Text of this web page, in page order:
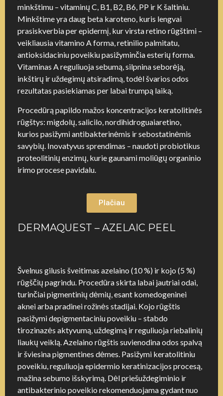
minkštimu – vitaminų C, B1, B2, B6, PP ir K šaltiniu.
Minkštime yra daug beta karoteno, kuris lengvai
prasiskverbia per epidermį, kur virsta retino rūgštimi –
veikliausia vitamino A forma, retinilio palmitatu,
antioksidaciniu poveikiu pasižyminčia esterių forma.
Vitaminas A reguliuoja sebumą, silpnina seborėją,
inkštirų ir uždegimų atsiradimą, todėl švarios odos
rezultatas pasiekiamas per labai trumpą laiką.
Procedūrą papildo mažos koncentracijos keratolitinės
rūgštys: migdolų, salicilo, nordihidroguaiaretino,
kurios pasižymi antibakterinėmis ir sebostatinėmis
savybių. Inovatyvus sprendimas – naudoti probiotikus
proteolitinių enzimų, kurie gaunami moliūgų organinio
irimo procese pavidalu.
Plačiau
DERMAQUEST – AZELAIC PEEL
Švelnus gilusis šveitimas azelaino (10 %) ir kojo (5 %)
rūgščių pagrindu. Procedūra skirta labai jautriai odai,
turinčiai pigmentinių dėmių, esant komedogeninei
aknei arba pradinei rožinės stadijai. Kojo rūgštis
pasižymi depigmentaciniu poveikiu – stabdo
tirozinazės aktyvumą, uždegimą ir reguliuoja riebalinių
liaukų veiklą. Azelaino rūgštis suvienodina odos spalvą
ir šviesina pigmentines dėmes. Pasižymi keratolitiniu
poveikiu, reguliuoja epidermio keratinizacijos procesą,
mažina sebumo išskyrimą. Dėl priešuždegiminio ir
antibakterinio poveikio rekomenduojama gydant nuo